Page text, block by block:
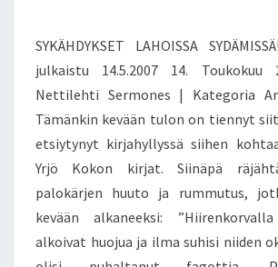
M
P
T
E
R
H
S
T
L
A
H
I
S
S
A
N
T
S
SYKÄHDYKSET LAHOISSA
julkaistu 14.5.2007 14.
Nettilehti Sermones | Kategoria
Tämänkin kevään tulon on tiennyt
etsiytynyt kirjahyllyssä siihen
Yrjö Kokon kirjat. Siinäpä
palokärjen huuto ja rummutus,
kevään alkaneeksi:
alkoivat huojua ja ilma suhisi niiden